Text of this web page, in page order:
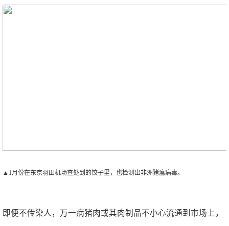
▲1月份在东京羽田机场查处到的饺子里，也检测出非洲猪瘟病毒。
即便不传染人，万一病猪肉或其肉制品不小心流通到市场上，